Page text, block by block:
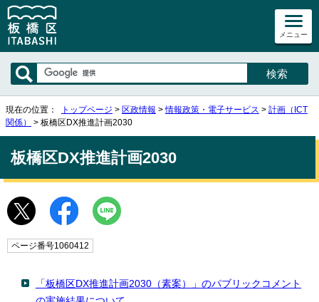
メニュー
現在の位置： トップページ > 区政情報 >情報政策・電子サービス > 計画（ICT
関係）
> 板橋区DX推進計画2030
板橋区DX推進計画2030
ページ番号1060412
「板橋区DX推進計画2030（素案）」のパブリックコメント